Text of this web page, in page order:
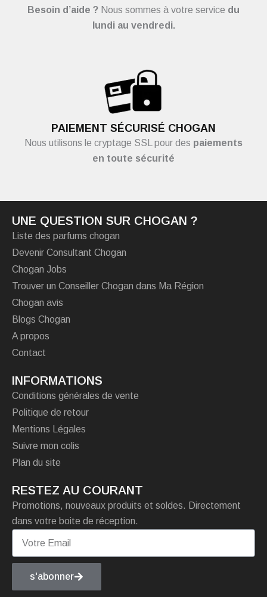
Besoin d’aide ? Nous sommes à votre service du
lundi au vendredi.
PAIEMENT SÉCURISÉ CHOGAN
Nous utilisons le cryptage SSL pour des paiements
en toute sécurité
UNE QUESTION SUR CHOGAN ?
Liste des parfums chogan
Devenir Consultant Chogan
Chogan Jobs
Trouver un Conseiller Chogan dans Ma Région
Chogan avis
Blogs Chogan
A propos
Contact
INFORMATIONS
Conditions générales de vente
Politique de retour
Mentions Légales
Suivre mon colis
Plan du site
RESTEZ AU COURANT
Promotions, nouveaux produits et soldes. Directement
dans votre boite de réception.
s'abonner